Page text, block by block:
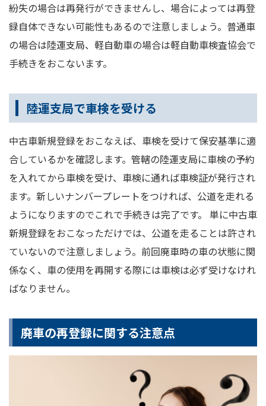
紛失の場合は再発行ができませんし、場合によっては再登
録自体できない可能性もあるので注意しましょう。普通車
の場合は陸運支局、軽自動車の場合は軽自動車検査協会で
手続きをおこないます。
陸運支局で車検を受ける
中古車新規登録をおこなえば、車検を受けて保安基準に適
合しているかを確認します。管轄の陸運支局に車検の予約
を入れてから車検を受け、車検に通れば車検証が発行され
ます。新しいナンバープレートをつければ、公道を走れる
ようになりますのでこれで手続きは完了です。 単に中古車
新規登録をおこなっただけでは、公道を走ることは許され
ていないので注意しましょう。前回廃車時の車の状態に関
係なく、車の使用を再開する際には車検は必ず受けなけれ
ばなりません。
廃車の再登録に関する注意点